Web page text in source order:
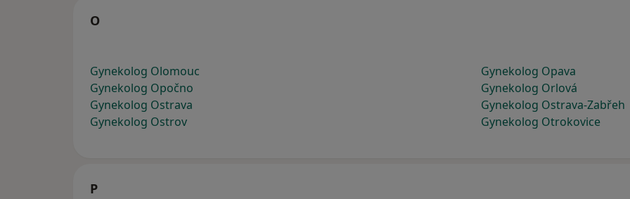
O
Gynekolog Olomouc
Gynekolog Opava
Gynekolog Opočno
Gynekolog Orlová
Gynekolog Ostrava
Gynekolog Ostrava-Zabřeh
Gynekolog Ostrov
Gynekolog Otrokovice
P